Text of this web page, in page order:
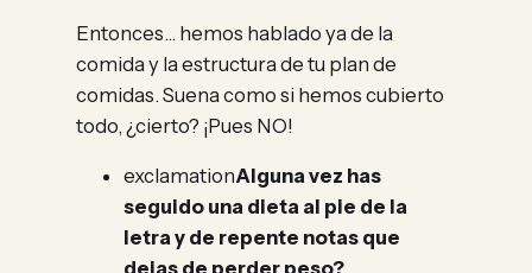
Entonces… hemos hablado ya de la
comida y la estructura de tu plan de
comidas. Suena como si hemos cubierto
todo, ¿cierto? ¡Pues NO!
exclamationAlguna vez has
seguido una dieta al pie de la
letra y de repente notas que